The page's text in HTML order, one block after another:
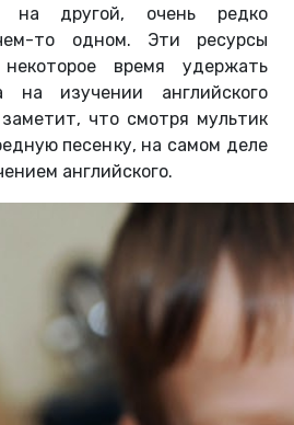
на другой, очень редко
то одном. Эти ресурсы
время удержать
на изучении английского
что смотря мультик
песенку, на самом деле
английского.